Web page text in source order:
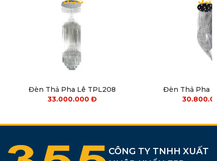
Đèn Thả Pha Lê TPL208
33.000.000Đ
Đèn Thả Pha
CÔNG TY TNHH XUẤT